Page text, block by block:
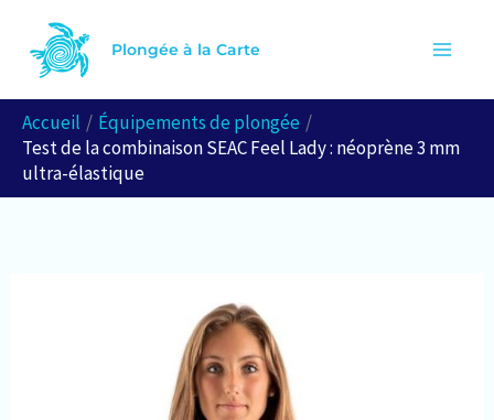
contenu
Plongée à la Carte
Accueil
Équipements de plongée
Test de la combinaison SEAC Feel Lady : néoprène 3 mm
ultra-élastique
e
h
e
r